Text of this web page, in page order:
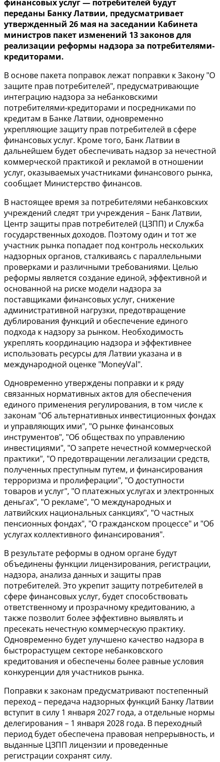
финансовых услуг — потребителей будут
переданы Банку Латвии, предусматривает
утвержденный 26 мая на заседании Кабинета
министров пакет изменений 13 законов для
реализации реформы надзора за потребителями-
кредиторами.
В основе пакета поправок лежат поправки кЗакону "О
защите прав потребителей", предусматривающие
интеграцию надзора за небанковскими
потребителями-кредиторами и посредниками по
кредитам в Банке Латвии, одновременно
укрепляющие защиту прав потребителей в сфере
финансовых услуг. Кроме того, Банк Латвии в
дальнейшем будет обеспечивать надзор за нечестной
коммерческой практикой и рекламой в отношении
услуг, оказываемых участниками финансового рынка,
сообщает Министерство финансов.
В настоящее время за потребителями небанковских
учреждений следят три учреждения – Банк Латвии,
Центр защиты прав потребителей (ЦЗПП) и Служба
государственных доходов. Поэтому один и тот же
участник рынка попадает под контроль нескольких
надзорных органов, сталкиваясь с параллельными
проверками и различными требованиями. Целью
реформы является создание единой, эффективной и
основанной на риске модели надзора за
поставщиками финансовых услуг, снижение
административной нагрузки, предотвращение
дублирования функций и обеспечение единого
подхода к надзору за рынком. Необходимость
укреплять координацию надзора и эффективнее
использовать ресурсы для Латвии указана и в
международной оценке "MoneyVal".
Одновременно утверждены поправки и к ряду
связанных нормативных актов для обеспечения
единого применения регулирования, в том числе к
законам "Об альтернативных инвестиционных фондах
и управляющих ими", "О рынке финансовых
инструментов", "Об обществах по управлению
инвестициями", "О запрете нечестной коммерческой
практики", "О предотвращении легализации средств,
полученных преступным путем, и финансирования
терроризма и пролиферации", "О доступности
товаров и услуг", "О платежных услугах и электронных
деньгах", "О рекламе", "О международных и
латвийских национальных санкциях", "О частных
пенсионных фондах", "О гражданском процессе" и "Об
услугах коллективного финансирования".
В результате реформы в одном органе будут
объединены функции лицензирования, регистрации,
надзора, анализа данных и защиты прав
потребителей. Это укрепит защиту потребителей в
сфере финансовых услуг, будет способствовать
ответственному и прозрачному кредитованию, а
также позволит более эффективно выявлять и
пресекать нечестную коммерческую практику.
Одновременно будет улучшено качество надзора в
быстрорастущем секторе небанковского
кредитования и обеспечены более равные условия
конкуренции для участников рынка.
Поправки к законам предусматривают постепенный
переход – передача надзорных функций Банку Латвии
вступит в силу 1 января 2027 года, а отдельные нормы
делегирования – 1 января 2028 года. В переходный
период будет обеспечена правовая непрерывность, и
выданные ЦЗПП лицензии и проведенные
регистрации сохранят силу.